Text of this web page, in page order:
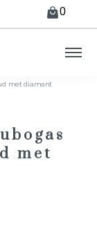
0
met diamant
met